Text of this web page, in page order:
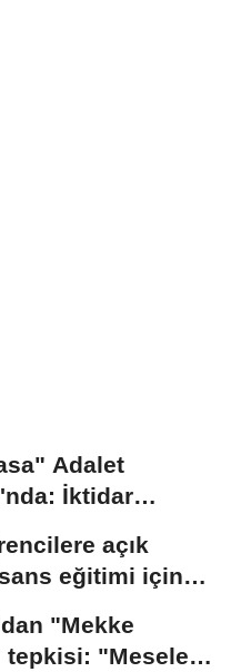
Adalet
İktidar
açık
eğitimi için
"Mekke
tepkisi: "Mesele